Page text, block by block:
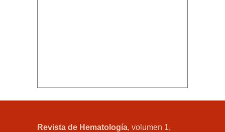
Revista de Hematología, volumen 1,